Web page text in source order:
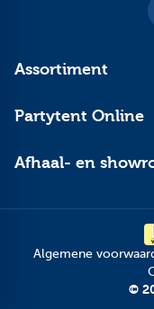
Assortiment
Partytent Online
Afhaal- en
©
Algemene